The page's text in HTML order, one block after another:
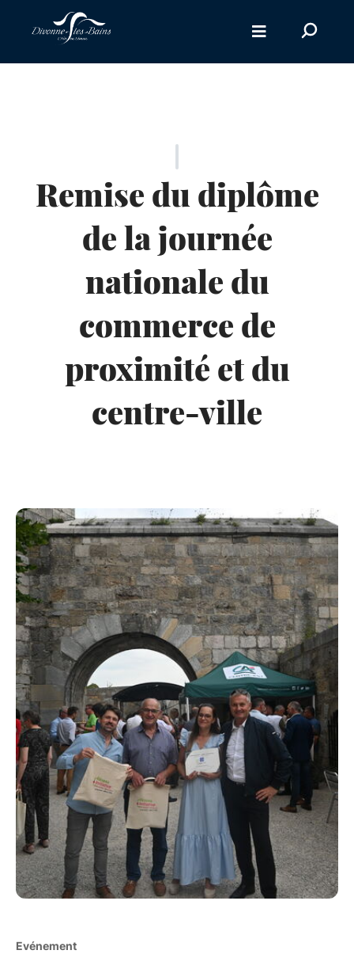
sur
site
Remise du diplôme
de la journée
nationale du
commerce de
proximité et du
centre-ville
Evénement